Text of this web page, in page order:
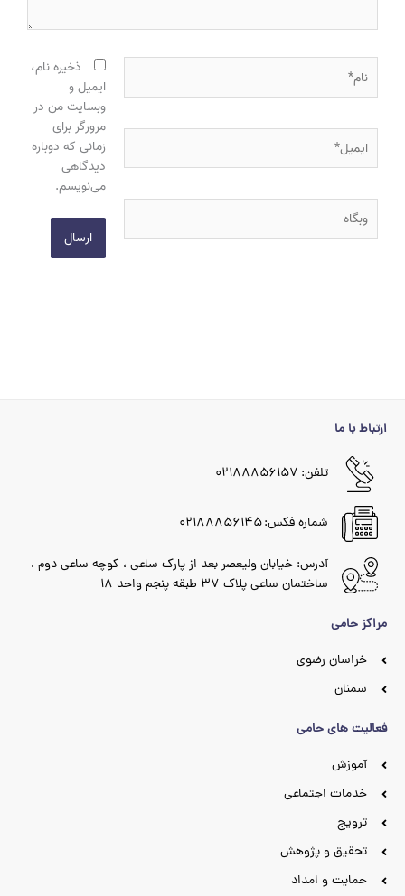
وبگاه
ذخیره نام،
ایمیل و
وبسایت من در
مرورگر برای
زمانی که دوباره
دیدگاهی
می‌نویسم.
ارتباط با ما
تلفن: ۰۲۱۸۸۸۵۶۱۵۷
شماره فکس: ۰۲۱۸۸۸۵۶۱۴۵
آدرس: خیابان ولیعصر بعد از پارک ساعی ، کوچه ساعی دوم ،
ساختمان ساعی پلاک ۳۷ طبقه پنجم واحد ۱۸
مراکز حامی
خراسان رضوی
سمنان
فعالیت های حامی
آموزش
خدمات اجتماعی
ترویج
تحقیق و پژوهش
حمایت و امداد